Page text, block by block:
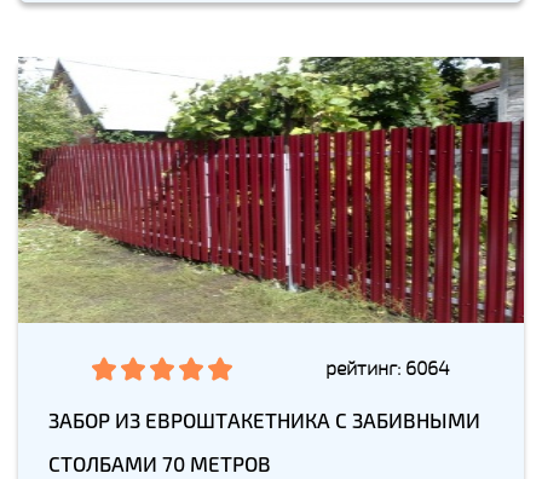
рейтинг: 6064
ЗАБОР ИЗ ЕВРОШТАКЕТНИКА С ЗАБИВНЫМИ
СТОЛБАМИ 70 МЕТРОВ